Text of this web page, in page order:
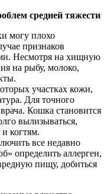
средней тяжести
могу плохо
признаков
Несмотря на хищную
на рыбу, молоко,
участках кожи,
Для точного
Кошка становится
вылизываться,
когтям.
все недавно
определить аллерген,
пищу, добиться